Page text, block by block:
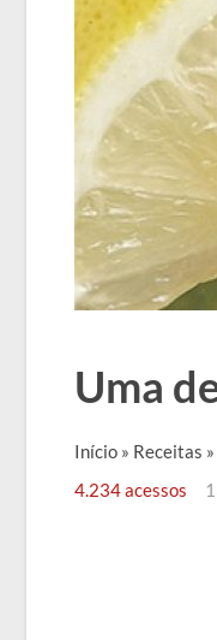
Uma
Início » Receitas »
4.234 acessos